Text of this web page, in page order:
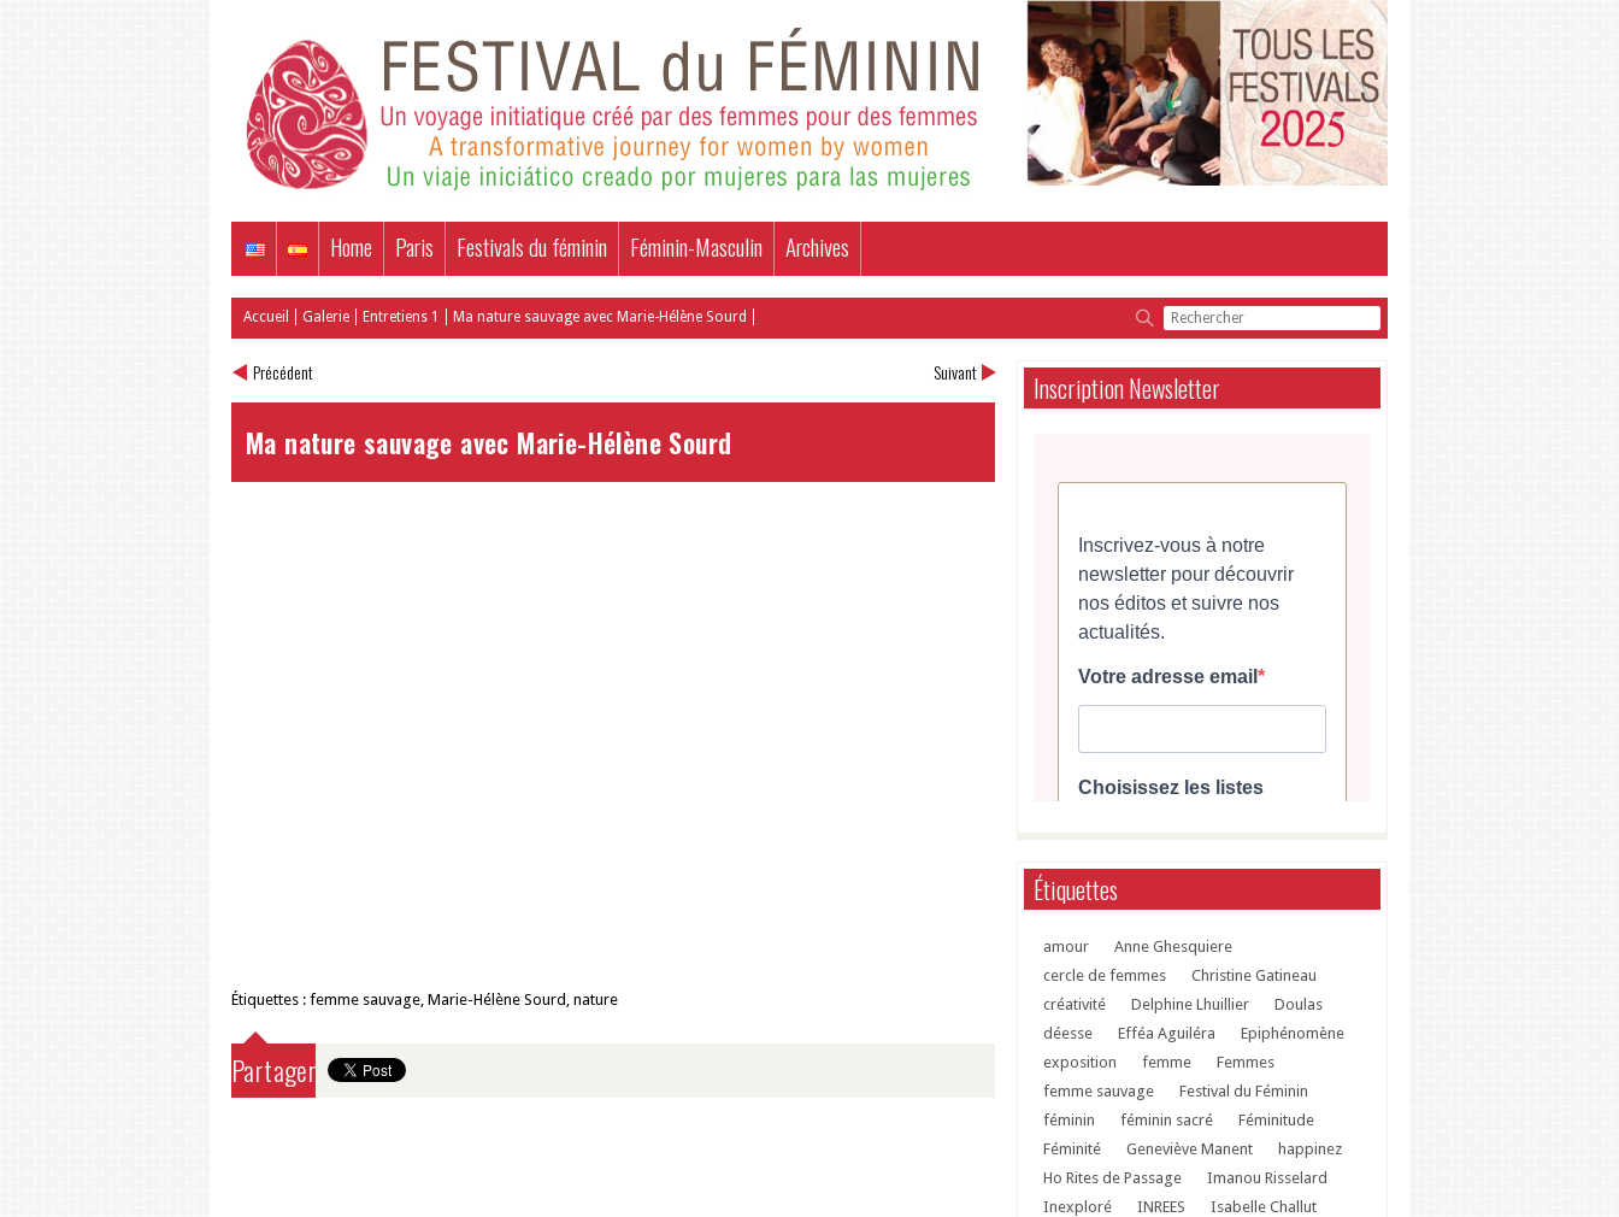
Home Paris Festivals du féminin Féminin-Masculin Archives
Accueil Galerie Entretiens 1 Ma nature sauvage avec Marie-Hélène Sourd
Précédent Suivant
Ma nature sauvage avec Marie-Hélène Sourd
Étiquettes : femme sauvage, Marie-Hélène Sourd , nature
Partager
Inscription Newsletter
Étiquettes
amour
Anne Ghesquiere
cercle de femmes
Christine Gatineau
créativité
Delphine Lhuillier
Doulas
déesse
Efféa Aguiléra
Epiphénomène
exposition
femme
Femmes
femme sauvage
Festival du Féminin
féminin
féminin sacré
Féminitude
Féminité
Geneviève Manent
happinez
Ho Rites de Passage
Imanou Risselard
Inexploré
INREES
Isabelle Challut